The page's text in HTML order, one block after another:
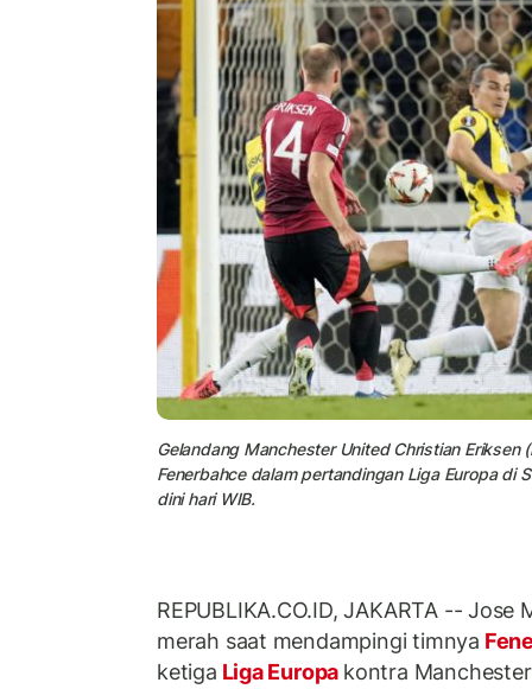
Gelandang Manchester United Christian
Fenerbahce dalam pertandingan Liga Europa di
dini hari WIB.
REPUBLIKA.CO.ID, JAKARTA --
merah saat mendampingi timnya
ketiga Liga Europa kontra